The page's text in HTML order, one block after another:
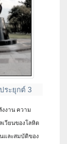
ระยุกต์ 3
งงาน ความ
วียนของโลหิต
และสมบัติของ